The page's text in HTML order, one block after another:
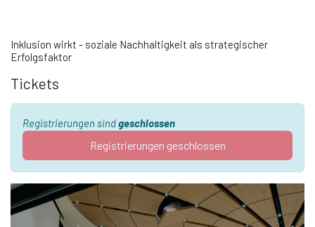
Inklusion wirkt - soziale Nachhaltigkeit als strategischer
Erfolgsfaktor
Tickets
Registrierungen sindgeschlossen
Registrierungen geschlossen